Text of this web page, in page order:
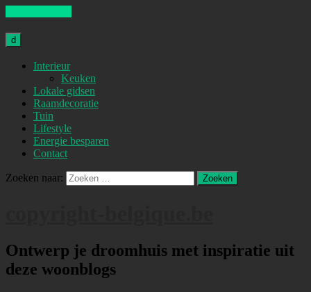
d
Interieur
Keuken
Lokale gidsen
Raamdecoratie
Tuin
Lifestyle
Energie besparen
Contact
Zoeken naar:
Ontwerp je droomhuis met inspiratie uit
deze woonblogs